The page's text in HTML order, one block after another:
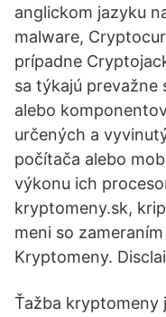
anglickom jazyku
malware,
prípadne
sa týkajú
alebo
určených a
počítača alebo
výkonu ich
kryptomeny.sk,
meni so
Kryptomeny.
Ťažba kryptomeny